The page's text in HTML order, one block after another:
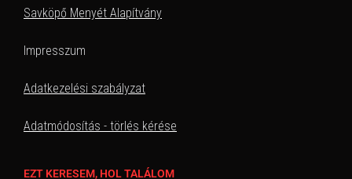
Savköpő Menyét Alapítvány
Impresszum
Adatkezelési szabályzat
Adatmódosítás - törlés kérése
EZT KERESEM, HOL TALÁLOM